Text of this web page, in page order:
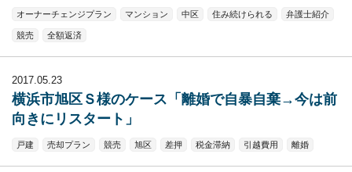
オーナーチェンジプラン マンション 中区 住み続けられる 弁護士紹介
競売 全額返済
2017.05.23
横浜市旭区Ｓ様のケース「離婚で自暴自棄→今は前
向きにリスタート」
戸建 売却プラン 競売 旭区 差押 税金滞納 引越費用 離婚